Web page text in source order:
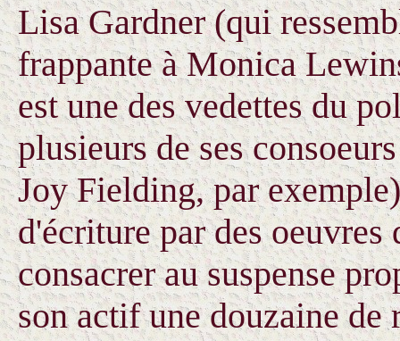
Lisa Gardner (qui
frappante à Monica
est une des vedettes du
plusieurs de ses
Joy Fielding, par
d'écriture par des oeuvres
consacrer au suspense
son actif une douzaine